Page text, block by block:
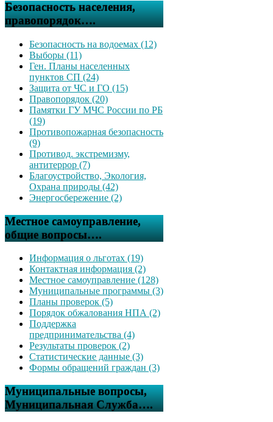
Безопасность населения,
правопорядок….
Безопасность на водоемах (12)
Выборы (11)
Ген. Планы населенных
пунктов СП (24)
Защита от ЧС и ГО (15)
Правопорядок (20)
Памятки ГУ МЧС России по РБ
(19)
Противопожарная безопасность
(9)
Противод. экстремизму,
антитеррор (7)
Благоустройство, Экология,
Охрана природы (42)
Энергосбережение (2)
Местное самоуправление,
общие вопросы….
Информация о льготах (19)
Контактная информация (2)
Местное самоуправление (128)
Муниципальные программы (3)
Планы проверок (5)
Порядок обжалования НПА (2)
Поддержка
предпринимательства (4)
Результаты проверок (2)
Статистические данные (3)
Формы обращений граждан (3)
Муниципальные вопросы,
Муниципальная Служба….